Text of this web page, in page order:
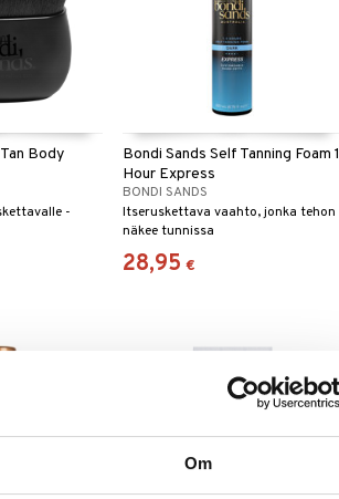
Om
Body
-
Bondi Sands Self Tanning Foam 1
Hour Express
BONDI SANDS
Itseruskettava vaahto, jonka tehon
näkee tunnissa
28,95 €